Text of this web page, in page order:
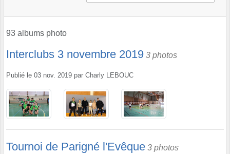
93 albums photo
Interclubs 3 novembre 2019 3 photos
Publié le 03 nov. 2019 par Charly LEBOUC
Tournoi de Parigné l'Evêque 3 photos